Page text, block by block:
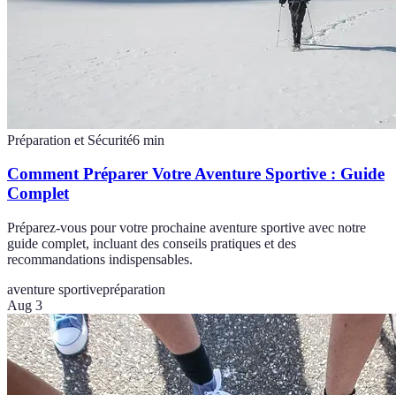
Préparation et Sécurité6 min
Comment Préparer Votre Aventure Sportive : Guide
Complet
Préparez-vous pour votre prochaine aventure sportive avec notre
guide complet, incluant des conseils pratiques et des
recommandations indispensables.
aventure sportivepréparation
Aug 3